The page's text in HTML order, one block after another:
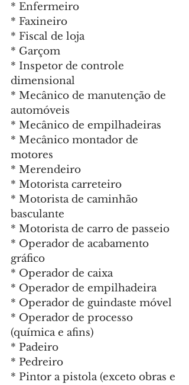
* Enfermeiro
* Faxineiro
* Fiscal de loja
* Garçom
* Inspetor de controle
dimensional
* Mecânico de manutenção de
automóveis
* Mecânico de empilhadeiras
* Mecânico montador de
motores
* Merendeiro
* Motorista carreteiro
* Motorista de caminhão
basculante
* Motorista de carro de passeio
* Operador de acabamento
gráfico
* Operador de caixa
* Operador de empilhadeira
* Operador de guindaste móvel
* Operador de processo
(química e afins)
* Padeiro
* Pedreiro
* Pintor a pistola (exceto obras e